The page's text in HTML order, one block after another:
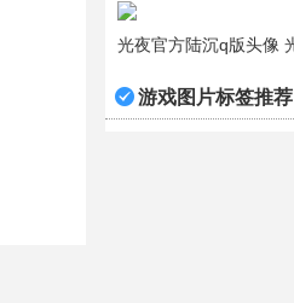
游戏图片标签推荐